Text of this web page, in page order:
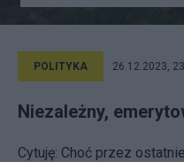
POLITYKA 26.12.2023,
Niezależny,
Cytuję: Choć przez